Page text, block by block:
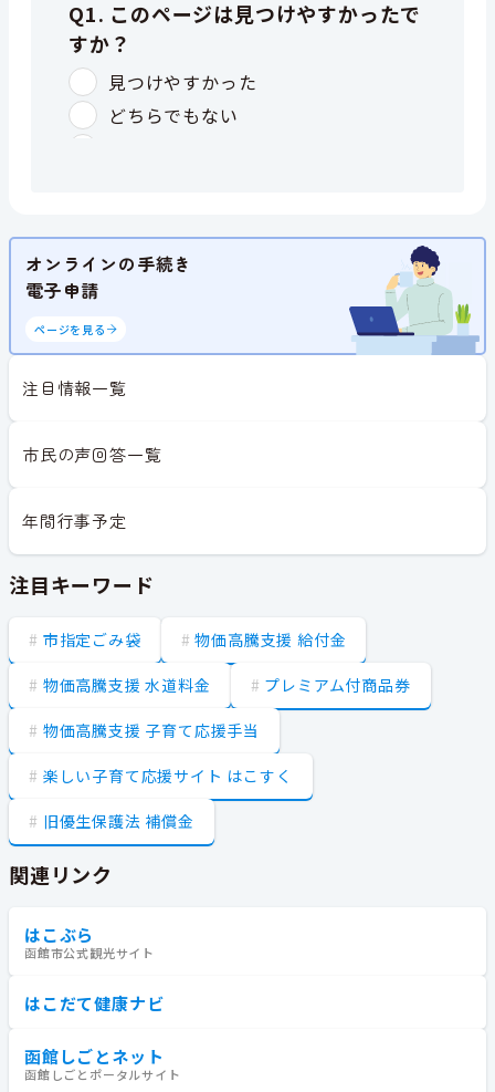
オンラインの手続き
電子申請
ページを見る
注目情報一覧
市民の声回答一覧
年間行事予定
注目キーワード
市指定ごみ袋 物価高騰支援 給付金
物価高騰支援 水道料金 プレミアム付商品券
物価高騰支援 子育て応援手当
楽しい子育て応援サイト はこすく
旧優生保護法 補償金
関連リンク
はこぶら
函館市公式観光サイト
はこだて健康ナビ
函館しごとネット
函館しごとポータルサイト